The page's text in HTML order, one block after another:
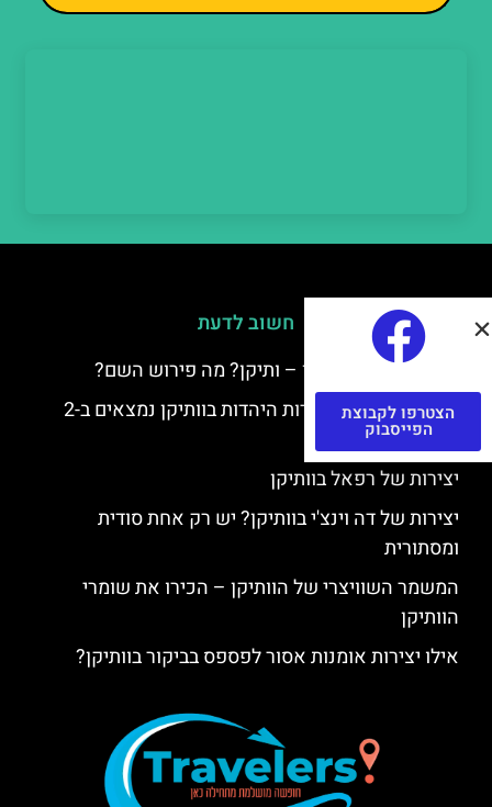
חשוב לדעת
למה קוראים לוותיקן – ותיקן? מה פירוש השם?
כתב יד ותיקן – אוצרות היהדות בוותיקן נמצאים ב-2
כתבי יד עתיקים
יצירות של רפאל בוותיקן
יצירות של דה וינצ'י בוותיקן? יש רק אחת סודית
ומסתורית
המשמר השוויצרי של הוותיקן – הכירו את שומרי
הוותיקן
אילו יצירות אומנות אסור לפספס בביקור בוותיקן?
הצטרפו לקבוצת
הפייסבוק